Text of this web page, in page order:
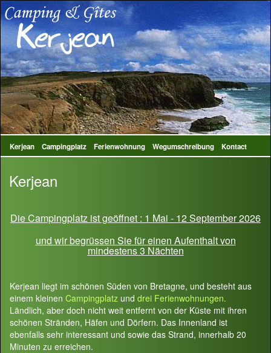
Kerjean Campingplatz Ferienwohnung Wegumschreibung Kontact
Kerjean
Die Campingplatz ist geöffnet : 1 Mai - 12 September 2026
und wir begrüssen Sie für einen Aufenthalt von
mindestens 3 Nächten
Kerjean liegt im schönen Süden von Bretagne, und besteht aus
einem kleinen Campingplatz und drei Ferienwohnungen.
Ländlich, aber doch nicht weit entfernt von der Küste mit ihren
schönen Stränden, Häfen und Dörfern. Das Innenland ist
ebenfalls sehr interessant und sowie das Strand, innerhalb 20
Minuten zu erreichen.